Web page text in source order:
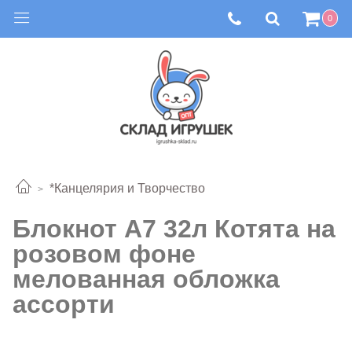
0
*Канцелярия и Творчество
Блокнот А7 32л Котята на
розовом фоне
мелованная обложка
ассорти